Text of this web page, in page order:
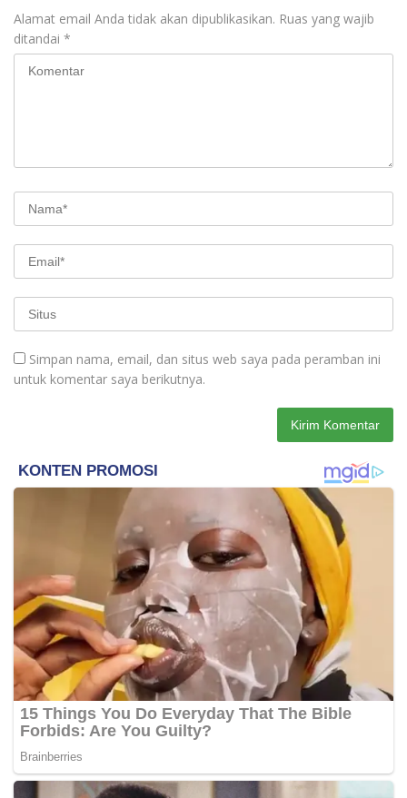
Alamat email Anda tidak akan dipublikasikan. Ruas yang wajib
ditandai *
Simpan nama, email, dan situs web saya pada peramban ini
untuk komentar saya berikutnya.